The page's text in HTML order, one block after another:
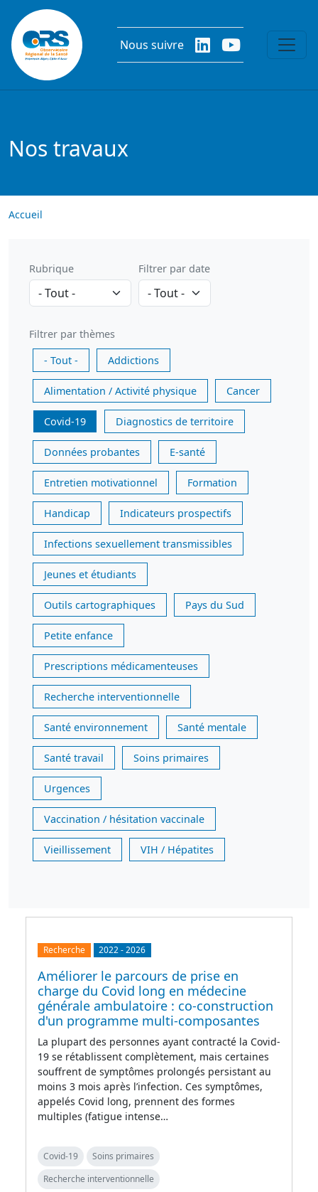
Aller au contenu principal
Nous suivre
Nos travaux
Accueil
Rubrique Filtrer par date
Filtrer par thèmes
- Tout -
Addictions
Alimentation / Activité physique Cancer
Covid-19 Diagnostics de territoire
Données probantes E-santé
Entretien motivationnel Formation
Handicap Indicateurs prospectifs
Infections sexuellement transmissibles
Jeunes et étudiants
Outils cartographiques Pays du Sud
Petite enfance
Prescriptions médicamenteuses
Recherche interventionnelle
Santé environnement Santé mentale
Santé travail Soins primaires
Urgences
Vaccination / hésitation vaccinale
Vieillissement VIH / Hépatites
Recherche 2022-2026
Améliorer le parcours de prise en
charge du Covid long en médecine
générale ambulatoire : co-construction
d'un programme multi-composantes
La plupart des personnes ayant contracté la Covid-
19 se rétablissent complètement, mais certaines
souffrent de symptômes prolongés persistant au
moins 3 mois après l’infection. Ces symptômes,
appelés Covid long, prennent des formes
multiples (fatigue intense…
Covid-19
Soins primaires
Recherche interventionnelle